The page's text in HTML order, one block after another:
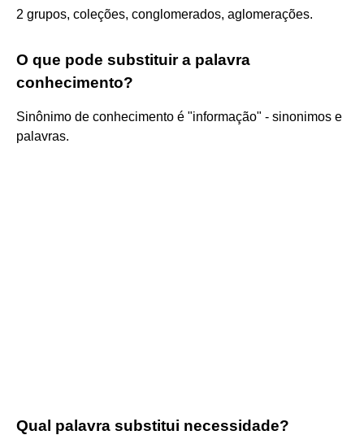
2 grupos, coleções, conglomerados, aglomerações.
O que pode substituir a palavra
conhecimento?
Sinônimo de conhecimento é "informação" - sinonimos e
palavras.
Qual palavra substitui necessidade?